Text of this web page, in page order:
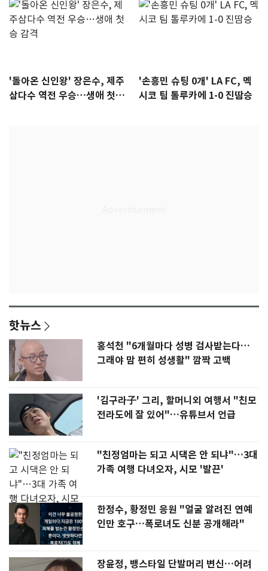
'돌아온 신인왕' 장은수, 제주
삼다수 역전 우승…생애 첫승
'손흥민 슈팅 0개' LA FC, 멕
시코 팀 톨루카에 1-0 진땀승
핫뉴스
홍석천 "6개월마다 성병 검사받는다…
그래야 맘 편히 성생활" 깜짝 고백
'김구라子' 그리, 할머니외 여행서 "친모
전라도에 잘 있어"…유튜브서 언급
"친정엄마는 되고 시댁은 안 되냐"…3대
가족 여행 다녀오자, 시모 '발끈'
한정수, 황정민 응원 "얼굴 알려진 연예
인만 호구…폭로녀도 신분 공개해라"
장윤정, 뱅스타일 단발머리 변신…어려